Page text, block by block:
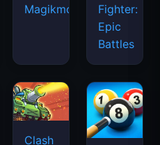
Magikmon
Fighter:
Epic
Battles
Clash